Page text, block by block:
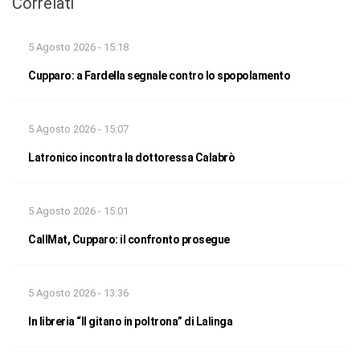
5 Agosto 2026 - 15:18
Cupparo: a Fardella segnale contro lo spopolamento
5 Agosto 2026 - 15:07
Latronico incontra la dottoressa Calabrò
5 Agosto 2026 - 15:01
CallMat, Cupparo: il confronto prosegue
5 Agosto 2026 - 13:36
In libreria “Il gitano in poltrona” di Lalinga